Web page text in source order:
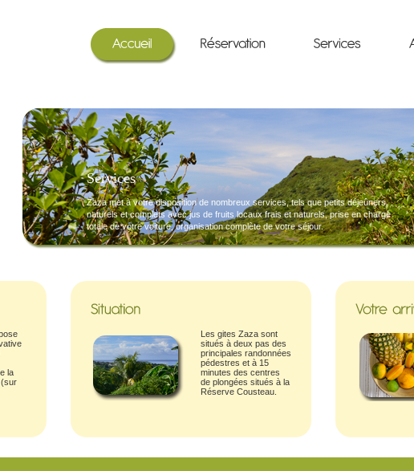
Services
Zaza met à votre disposition de nombreux services, tels que petits déjeûners
naturels et complets avec jus de fruits locaux frais et naturels, prise en charge
totale de votre voiture, organisation complète de votre séjour.
la
(sur
Les gites Zaza sont
situés à deux pas des
principales randonnées
pédestres et à 15
minutes des centres
de plongées situés à la
Réserve Cousteau.